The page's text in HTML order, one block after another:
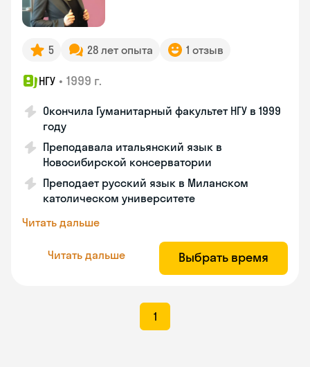
5 28 лет опыта 1 отзыв
НГУ • 1999 г.
Окончила Гуманитарный факультет НГУ в 1999
году
Преподавала итальянский язык в
Новосибирской консерватории
Преподает русский язык в Миланском
католическом университете
Читать дальше
Читать дальше Выбрать время
1